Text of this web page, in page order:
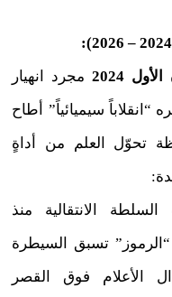
مجرد انهيار
سيميائياً” أطاح
تحوّل العلم من أداةٍ
الانتقالية منذ
تسبق السيطرة
الأعلام فوق القصر